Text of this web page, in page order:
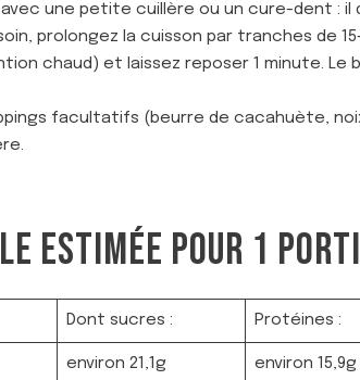
avec une petite cuillère ou un cure-dent :
prolongez la cuisson par tranches de
chaud) et laissez reposer 1 minute. Le
facultatifs (beurre de cacahuète,
ESTIMÉE POUR 1
Dont sucres : Protéines :
environ 21,1g environ 15,9g